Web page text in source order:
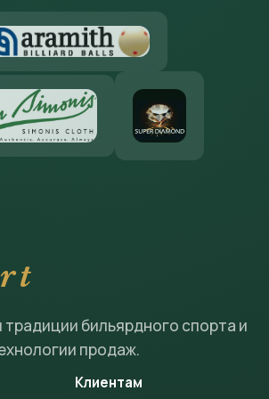
бильярдного спорта и
продаж.
Клиентам